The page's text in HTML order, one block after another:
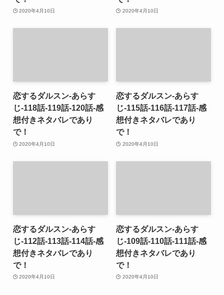
2020年4月10日 2020年4月10日
恋するダルスン-あらす
じ-118話-119話-120話-感
想付きネタバレであり
で！
2020年4月10日
恋するダルスン-あらす
じ-115話-116話-117話-感
想付きネタバレであり
で！
2020年4月10日
恋するダルスン-あらす
じ-112話-113話-114話-感
想付きネタバレであり
で！
2020年4月10日
恋するダルスン-あらす
じ-109話-110話-111話-感
想付きネタバレであり
で！
2020年4月10日